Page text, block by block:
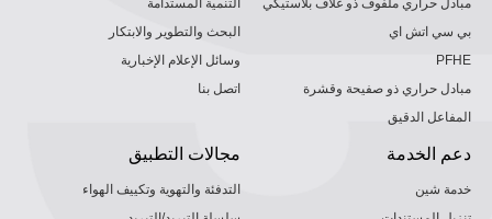
التنمية المستدامة
البحث والتطوير والابتكار
وسائل الإعلام الإخبارية
اتصل بنا
مبادل حراري ملفوف ذو غلاف بلاستيكي
بي سي اتش اي
PFHE
مبادل حراري ذو صفيحة وقشرة
المفاعل الدقيق
مجالات التطبيق
التدفئة والتهوية وتكييف الهواء
دعم الخدمة
خدمة شين